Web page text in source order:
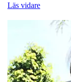
Läs vidare